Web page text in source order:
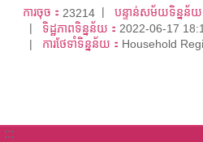
ការចុច： 23214 បន្ទាន់សម័យទិន្នន័យ
ទិដ្ឋភាពទិន្នន័យ： 2022-06-17
ការថែទាំទិន្នន័យ： Household
:::